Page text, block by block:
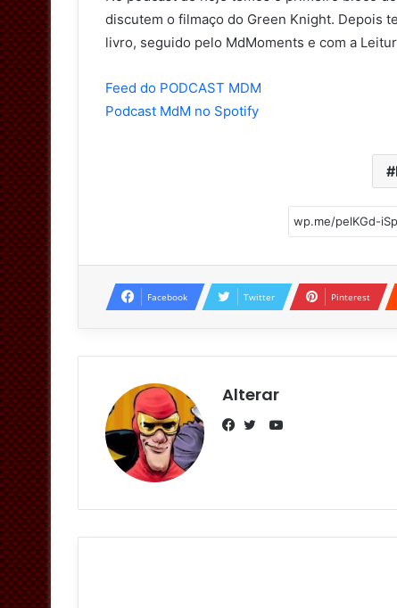
discutem o filmaço do Green Knight. Depois
livro, seguido pelo MdMoments e com a
Feed do PODCAST MDM
Podcast MdM no Spotify
Facebook Twitter Pinterest
Alterar
YouTube